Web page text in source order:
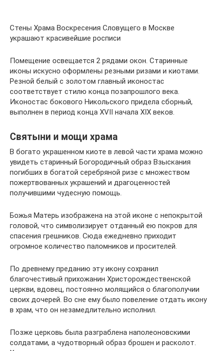
Стены Храма Воскресения Словущего в Москве
украшают красивейшие росписи
Помещение освещается 2 рядами окон. Старинные
иконы искусно оформлены резными ризами и киотами.
Резной белый с золотом главный иконостас
соответствует стилю конца позапрошлого века.
Иконостас бокового Никольского придела сборный,
выполнен в период конца XVII начала XIX веков.
Святыни и мощи храма
В богато украшенном киоте в левой части храма можно
увидеть старинный Богородичный образ Взыскания
погибших в богатой серебряной ризе с множеством
пожертвованных украшений и драгоценностей
получившими чудесную помощь.
Божья Матерь изображена на этой иконе с непокрытой
головой, что символизирует отданный ею покров для
спасения грешников. Сюда ежедневно приходит
огромное количество паломников и просителей.
По древнему преданию эту икону сохранил
благочестивый прихожанин Христорождественской
церкви, вдовец, постоянно молящийся о благополучии
своих дочерей. Во сне ему было повеление отдать икону
в храм, что он незамедлительно исполнил.
Позже церковь была разграблена наполеоновскими
солдатами, а чудотворный образ брошен и расколот.